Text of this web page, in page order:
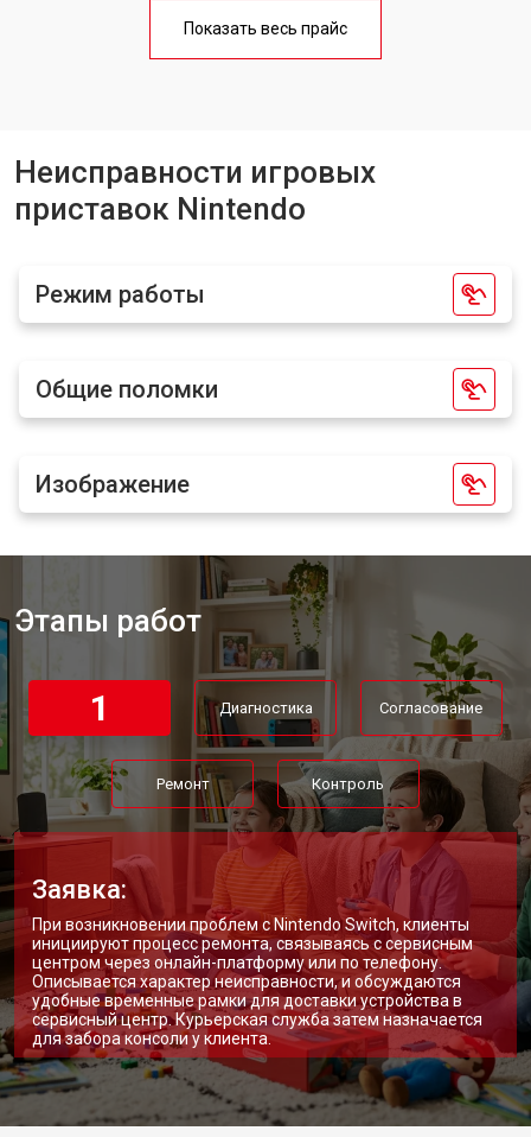
Замена Ethernet порта от 600 ₽
Замена модуля Wi-Fi от 1100 ₽
Замена блока питания
Ремонт Blu-Ray игровой приставки
Заказать
Показать весь прайс
Неисправности игровых
приставок Nintendo
Режим работы
Общие поломки
Изображение
Этапы работ
1 Диагностика Согласование
Ремонт Контроль
Заявка:
При возникновении проблем с Nintendo Switch, клиенты
инициируют процесс ремонта, связываясь с сервисным
центром через онлайн-платформу или по телефону.
Описывается характер неисправности, и обсуждаются
удобные временные рамки для доставки устройства в
сервисный центр. Курьерская служба затем назначается
для забора консоли у клиента.